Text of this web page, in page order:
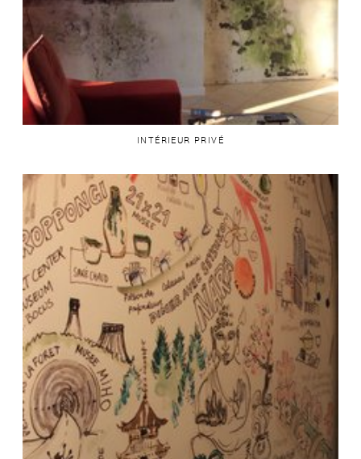
INTÉRIEUR PRIVÉ